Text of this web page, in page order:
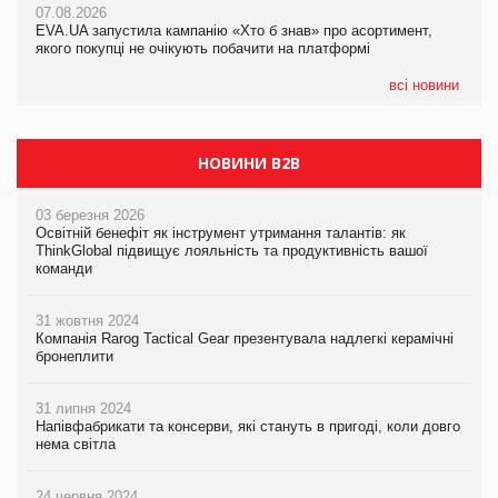
07.08.2026
EVA.UA запустила кампанію «Хто б знав» про асортимент,
якого покупці не очікують побачити на платформі
всі новини
05.08.2026
Мережа супермаркетів VARUS купує мережу магазинів
НОВИНИ B2B
03 березня 2026
Освітній бенефіт як інструмент утримання талантів: як
ThinkGlobal підвищує лояльність та продуктивність вашої
команди
31 жовтня 2024
Компанія Rarog Tactical Gear презентувала надлегкі керамічні
бронеплити
31 липня 2024
Напівфабрикати та консерви, які стануть в пригоді, коли довго
нема світла